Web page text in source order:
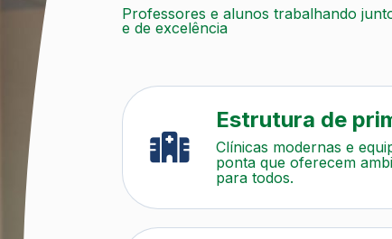
Professores e alunos trabalhando
e de excelência
Estrutura de
Clínicas modernas e
ponta que oferecem
para todos.